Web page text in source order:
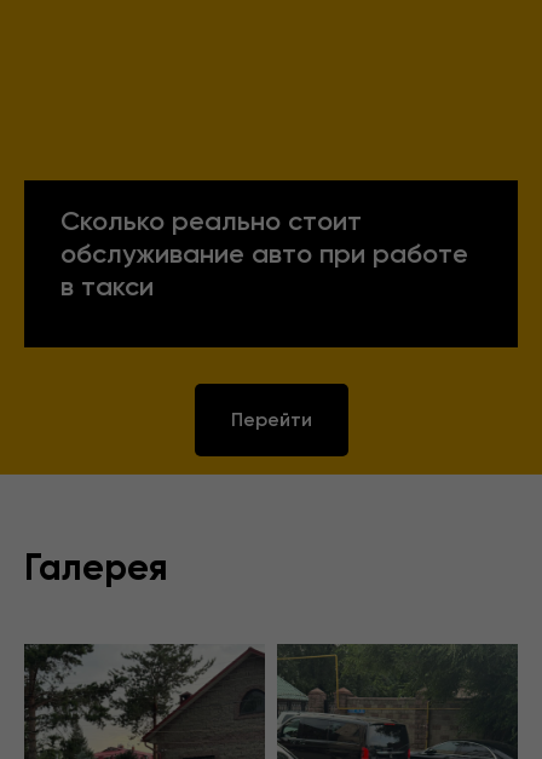
Сколько реально стоит
обслуживание авто при работе
в такси
Перейти
Галерея